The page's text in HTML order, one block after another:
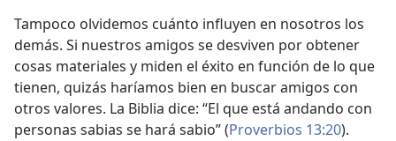
Tampoco olvidemos cuánto influyen en nosotros los
demás. Si nuestros amigos se desviven por obtener
cosas materiales y miden el éxito en función de lo que
tienen, quizás haríamos bien en buscar amigos con
otros valores. La Biblia dice: “El que está andando con
personas sabias se hará sabio” (Proverbios 13:20).